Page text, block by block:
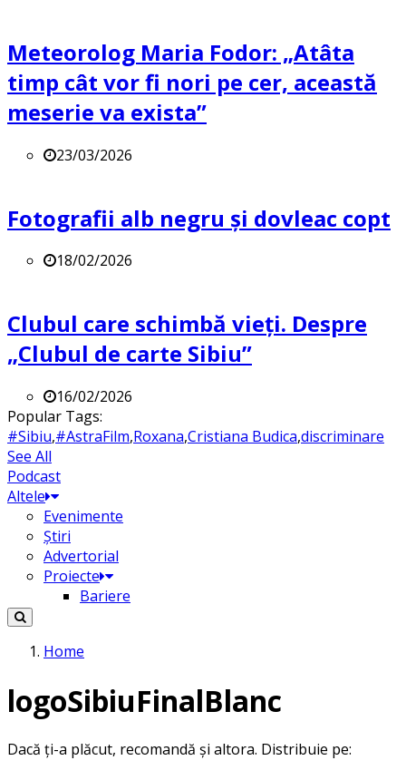
Meteorolog Maria Fodor: „Atâta
timp cât vor fi nori pe cer, această
meserie va exista”
23/03/2026
Fotografii alb negru și dovleac copt
18/02/2026
Clubul care schimbă vieți. Despre
„Clubul de carte Sibiu”
16/02/2026
Popular Tags:
#Sibiu,#AstraFilm,Roxana,Cristiana Budica,discriminare
See All
Podcast
Altele
Evenimente
Știri
Advertorial
Proiecte
Bariere
Home
logoSibiuFinalBlanc
Dacă ți-a plăcut, recomandă și altora. Distribuie pe: